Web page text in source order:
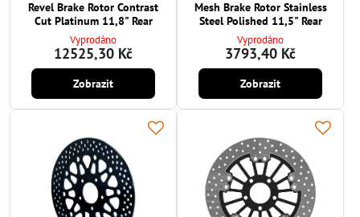
Revel Brake Rotor Contrast
Cut Platinum 11,8" Rear
Vyprodáno
12525,30 Kč
Zobrazit
Mesh Brake Rotor Stainless
Steel Polished 11,5" Rear
Vyprodáno
3793,40 Kč
Zobrazit